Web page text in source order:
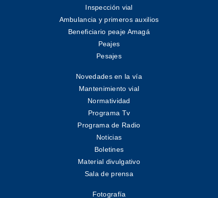
Inspección vial
Ambulancia y primeros auxilios
Beneficiario peaje Amagá
Peajes
Pesajes
Novedades en la vía
Mantenimiento vial
Normatividad
Programa Tv
Programa de Radio
Noticias
Boletines
Material divulgativo
Sala de prensa
Fotografía